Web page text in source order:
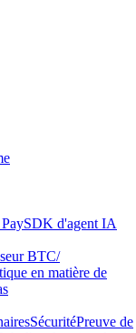
SDK d'agent IA
BTC/
en matière de
SécuritéPreuve de